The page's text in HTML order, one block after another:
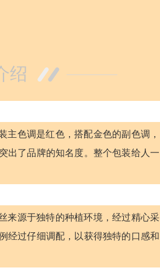
绍
色调是红色，搭配金色的副色调，
出了品牌的知名度。整个包装给人一
来源于独特的种植环境，经过精心采
经过仔细调配，以获得独特的口感和